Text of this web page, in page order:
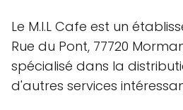
Le M.I.L Cafe est un
Rue du Pont, 77720
spécialisé dans la
d'autres services